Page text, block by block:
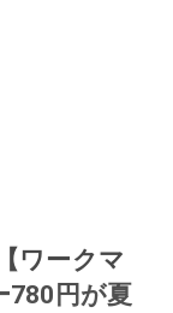
ワークマ
780円が夏